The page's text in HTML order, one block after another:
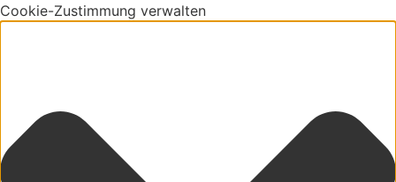
Cookie-Zustimmung verwalten